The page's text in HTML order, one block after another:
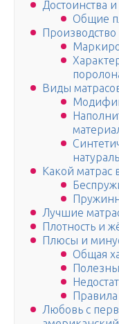
Достоинства
Общие
Виды
Какой матрас
Лучшие
Плотность и
Плюсы и
Общая
Правила
Любовь с